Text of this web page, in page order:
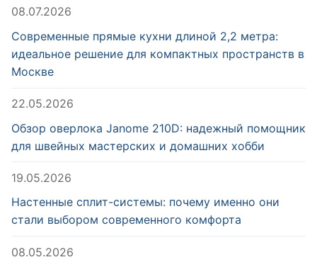
08.07.2026
Современные прямые кухни длиной 2,2 метра:
идеальное решение для компактных пространств в
Москве
22.05.2026
Обзор оверлока Janome 210D: надежный помощник
для швейных мастерских и домашних хобби
19.05.2026
Настенные сплит-системы: почему именно они
стали выбором современного комфорта
08.05.2026